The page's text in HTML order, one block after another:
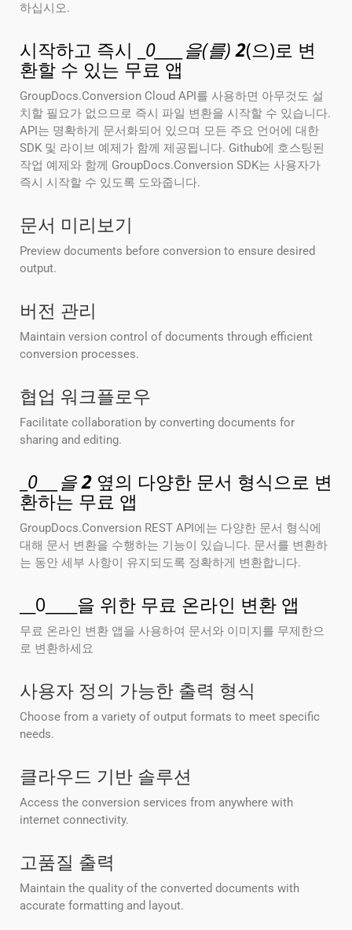
하십시오.
시작하고 즉시 _ 0____을(를)2(으)로 변
환할 수 있는 무료 앱
GroupDocs.Conversion Cloud API를 사용하면 아무것도 설
치할 필요가 없으므로 즉시 파일 변환을 시작할 수 있습니다.
API는 명확하게 문서화되어 있으며 모든 주요 언어에 대한
SDK 및 라이브 예제가 함께 제공됩니다. Github에 호스팅된
작업 예제와 함께 GroupDocs.Conversion SDK는 사용자가
즉시 시작할 수 있도록 도와줍니다.
문서 미리보기
Preview documents before conversion to ensure desired
output.
버전 관리
Maintain version control of documents through efficient
conversion processes.
협업 워크플로우
Facilitate collaboration by converting documents for
sharing and editing.
0___을2 옆의 다양한 문서 형식으로 변
환하는 무료 앱
GroupDocs.Conversion REST API에는 다양한 문서 형식에
대해 문서 변환을 수행하는 기능이 있습니다. 문서를 변환하
는 동안 세부 사항이 유지되도록 정확하게 변환합니다.
__0____을 위한 무료 온라인 변환 앱
무료 온라인 변환 앱을 사용하여 문서와 이미지를 무제한으
로 변환하세요
사용자 정의 가능한 출력 형식
Choose from a variety of output formats to meet specific
needs.
클라우드 기반 솔루션
Access the conversion services from anywhere with
internet connectivity.
고품질 출력
Maintain the quality of the converted documents with
accurate formatting and layout.